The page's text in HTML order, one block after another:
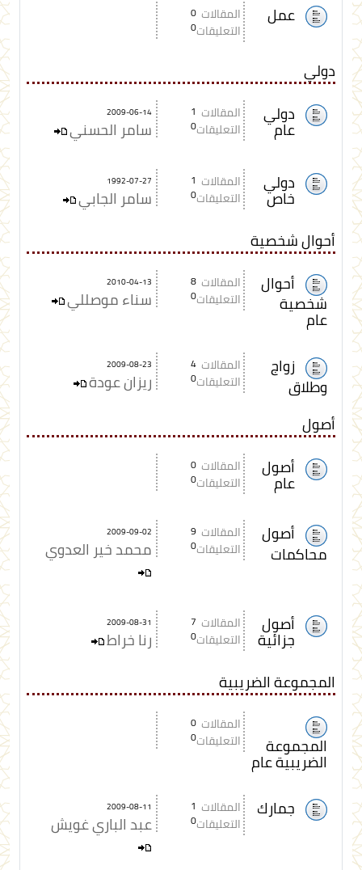
0
0
المقالات
التعليقات
عمل
دولي
2009-06-14
سامر الحسني
1
0
المقالات
التعليقات
دولي
عام
1992-07-27
سامر الجابي
1
0
المقالات
التعليقات
دولي
خاص
أحوال شخصية
2010-04-13
سناء موصللي
8
0
المقالات
التعليقات
أحوال
شخصية
عام
2009-08-23
ريزان عودة
4
0
المقالات
التعليقات
زواج
وطلاق
أصول
0
0
المقالات
التعليقات
أصول
عام
2009-09-02
محمد خير العدوي
9
0
المقالات
التعليقات
أصول
محاكمات
2009-08-31
رنا خراط
7
0
المقالات
التعليقات
أصول
جزائية
المجموعة الضريبية
0
0
المقالات
التعليقات
المجموعة
الضريبية عام
2009-08-11
عبد الباري غويش
1
0
المقالات
التعليقات
جمارك